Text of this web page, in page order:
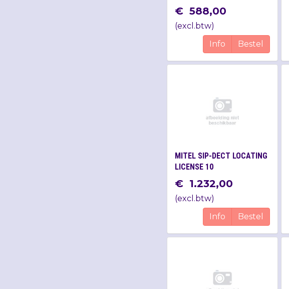
€ 588,00
(excl.btw)
Info
Bestel
MITEL SIP-DECT LOCATING
LICENSE 10
€ 1.232,00
(excl.btw)
Info
Bestel